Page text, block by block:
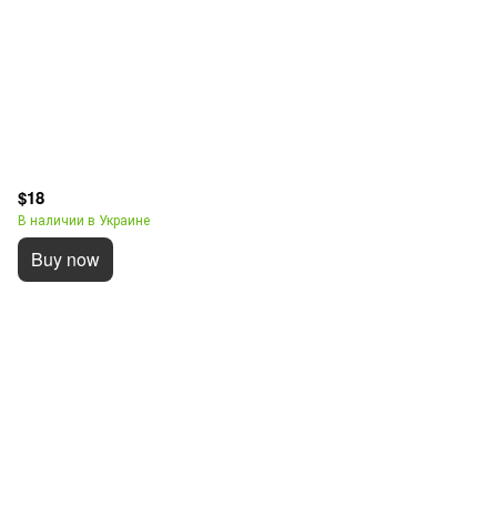
$18
В наличии в Украине
Buy now